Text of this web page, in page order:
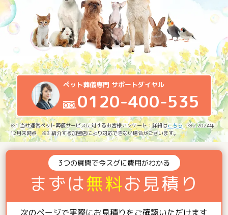
ペット葬儀専門 サポートダイヤル
0120-400-535
※1 当社運営ペット葬儀サービスに対するお客様アンケート：詳細はこちら ※2 2024年
12月末時点 ※3 紹介する加盟店により対応できない場合がございます。
3つの質問で今スグに費用がわかる
まずは無料お見積り
次のページで実際にお見積りをご確認いただけます